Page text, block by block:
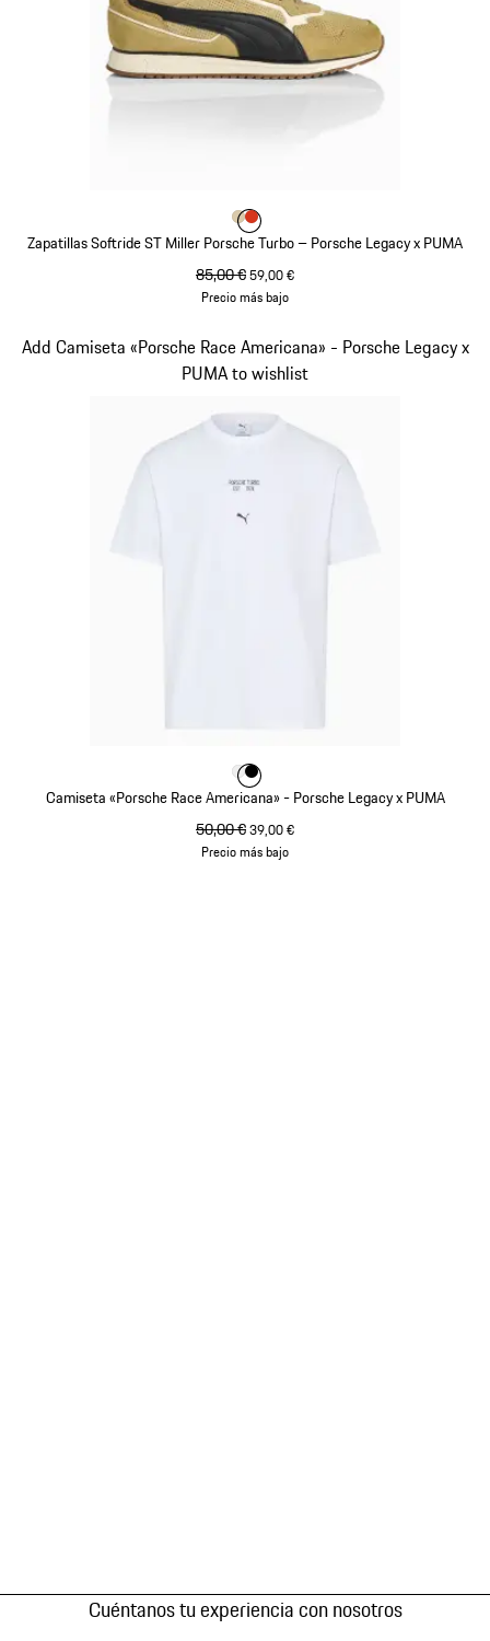
Zapatillas Softride ST Miller Porsche Turbo – Porsche Legacy x PUMA
precio original
85,00 €precio de venta
59,00 €
Precio más bajo
Color
ColorColor
Camiseta «Porsche Race Americana» - Porsche Legacy x PUMA
precio original
50,00 €precio de venta
39,00 €
Precio más bajo
Add Camiseta «Porsche Race Americana» - Porsche Legacy x
PUMA to wishlist
Diapositiva 10 de 10
Color
ColorColor
Cuéntanos tu experiencia con nosotros